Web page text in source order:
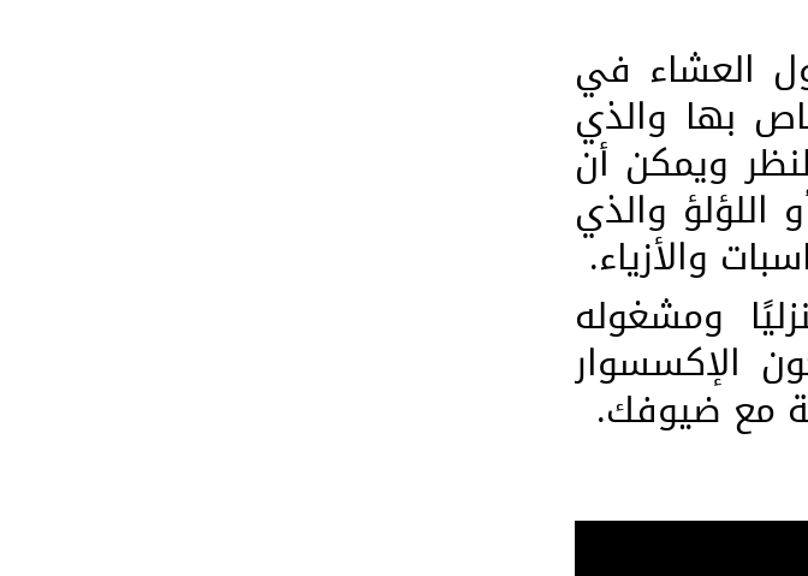
العشاء في
بها والذي
ويمكن أن
اللؤلؤ والذي
والأزياء.
ومشغوله
الإكسسوار
مع ضيوفك.